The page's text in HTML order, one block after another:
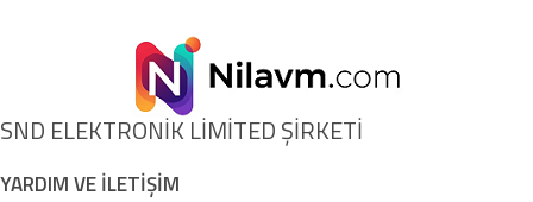
SND ELEKTRONİK LİMİTED ŞİRKETİ
YARDIM VE İLETİŞİM